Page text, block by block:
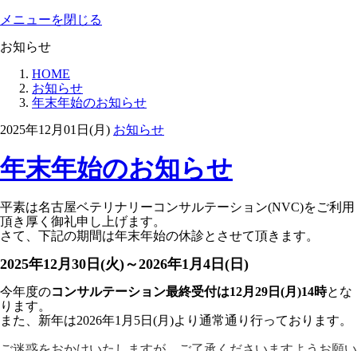
メニューを閉じる
お知らせ
HOME
お知らせ
年末年始のお知らせ
2025年12月01日(月) お知らせ
年末年始のお知らせ
平素は名古屋ベテリナリーコンサルテーション(NVC)をご利用
頂き厚く御礼申し上げます。
さて、 下記の期間は年末年始の休診とさせて頂きます。
2025年12月30日(火)～2026年1月4日(日)
今年度のコンサルテーション最終受付は12月29日(月)14時とな
ります。
また、新年は2026年1月5日(月)より通常通り行っております。